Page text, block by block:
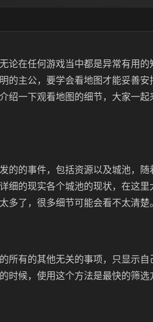
论在任何游戏当中都是异常有用的
的主公，要学会看地图才能妥善安
绍一下观看地图的细节，大家一起
的的事件，包括资源以及城池，随
细的现实各个城池的现状，在这里
多了，很多细节可能会看不太清楚。
所有的其他无关的事项，只显示自
候，使用这个方法是最快的筛选